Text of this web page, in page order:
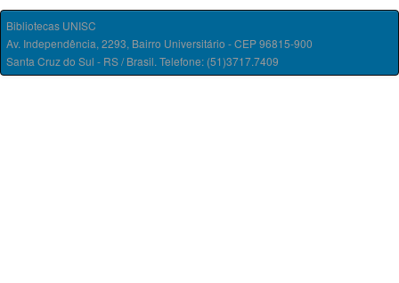
Bibliotecas UNISC
Av. Independência, 2293, Bairro Universitário - CEP 96815-900
Santa Cruz do Sul - RS / Brasil. Telefone: (51)3717.7409